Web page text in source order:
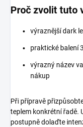
Proč zvolit tuto
výraznější dark
praktické balení
výrazný název
nákup
Při přípravě
teplem konkrétní řadě.
postupně dolaďte